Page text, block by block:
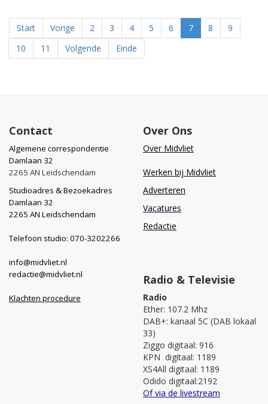
Start Vorige 2 3 4 5 6 7 8
9
10
11 Volgende Einde
Contact
Algemene correspondentie
Damlaan 32
2265 AN Leidschendam
Studioadres & Bezoekadres
Damlaan 32
2265 AN Leidschendam
Telefoon studio: 070-3202266
info@midvliet.nl
redactie@midvliet.nl
Klachten procedure
Over Ons
Over Midvliet
Werken bij Midvliet
Adverteren
Vacatures
Redactie
Radio & Televisie
Radio
Ether: 107.2 Mhz
DAB+: kanaal 5C (DAB lokaal
33)
Ziggo digitaal: 916
KPN digitaal: 1189
XS4All digitaal: 1189
Odido digitaal:2192
Of via de livestream